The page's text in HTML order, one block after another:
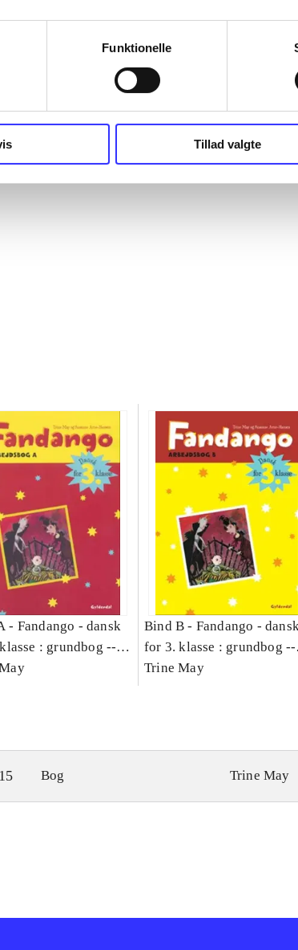
Funktionelle
Tillad valgte
- Fandango - dansk
: grundbog --
Bind A
Bind B - Fandango -
for 3. klasse : grundbog --
Arbejdsbog. Bind B
Trine May
Bog Trine May